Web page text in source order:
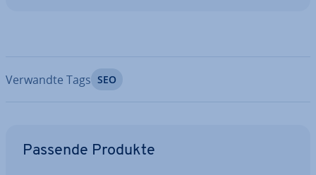
Verwandte Tags SEO
Passende Produkte